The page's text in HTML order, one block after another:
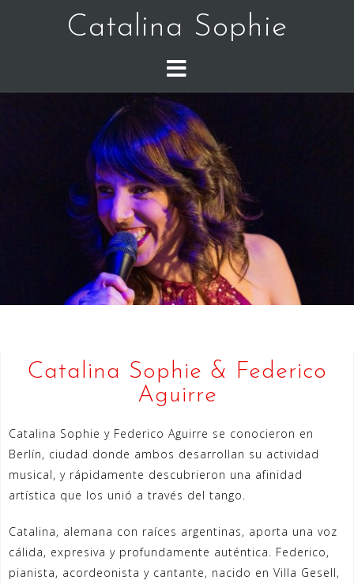
Catalina Sophie
Catalina Sophie & Federico
Aguirre
Catalina Sophie y Federico Aguirre se conocieron en
Berlín, ciudad donde ambos desarrollan su actividad
musical, y rápidamente descubrieron una afinidad
artística que los unió a través del tango.
Catalina, alemana con raíces argentinas, aporta una voz
cálida, expresiva y profundamente auténtica. Federico,
pianista, acordeonista y cantante, nacido en Villa Gesell,